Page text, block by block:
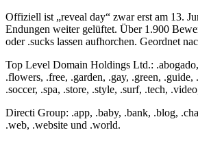
Offiziell ist „reveal day“ zwar erst am 13.
Endungen weiter gelüftet. Über 1.900
oder .sucks lassen aufhorchen. Geordnet
Top Level Domain Holdings Ltd.:
.flowers, .free, .garden, .gay, .green,
.soccer, .spa, .store, .style, .surf, .tech,
Directi Group: .app, .baby, .bank, .blog,
.web, .website und .world.